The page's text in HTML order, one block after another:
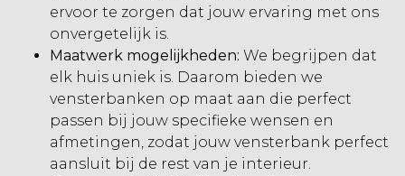
ervoor te zorgen dat jouw ervaring met ons
onvergetelijk is.
Maatwerk mogelijkheden: We begrijpen dat
elk huis uniek is. Daarom bieden we
vensterbanken op maat aan die perfect
passen bij jouw specifieke wensen en
afmetingen, zodat jouw vensterbank perfect
aansluit bij de rest van je interieur.